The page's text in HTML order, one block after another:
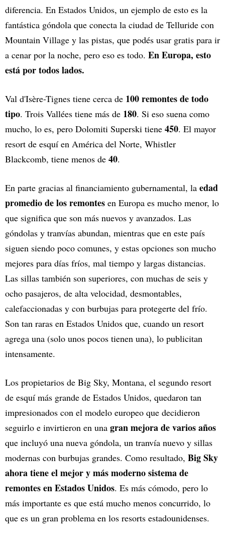
diferencia. En Estados Unidos, un ejemplo de esto es la
fantástica góndola que conecta la ciudad de Telluride con
Mountain Village y las pistas, que podés usar gratis para ir
a cenar por la noche, pero eso es todo. En Europa, esto
está por todos lados.
Val d'Isère-Tignes tiene cerca de 100 remontes de todo
tipo. Trois Vallées tiene más de 180. Si eso suena como
mucho, lo es, pero Dolomiti Superski tiene 450. El mayor
resort de esquí en América del Norte, Whistler
Blackcomb, tiene menos de 40.
En parte gracias al financiamiento gubernamental, la edad
promedio de los remontes en Europa es mucho menor, lo
que significa que son más nuevos y avanzados. Las
góndolas y tranvías abundan, mientras que en este país
siguen siendo poco comunes, y estas opciones son mucho
mejores para días fríos, mal tiempo y largas distancias.
Las sillas también son superiores, con muchas de seis y
ocho pasajeros, de alta velocidad, desmontables,
calefaccionadas y con burbujas para protegerte del frío.
Son tan raras en Estados Unidos que, cuando un resort
agrega una (solo unos pocos tienen una), lo publicitan
intensamente.
Los propietarios de Big Sky, Montana, el segundo resort
de esquí más grande de Estados Unidos, quedaron tan
impresionados con el modelo europeo que decidieron
seguirlo e invirtieron en una gran mejora de varios años
que incluyó una nueva góndola, un tranvía nuevo y sillas
modernas con burbujas grandes. Como resultado, Big Sky
ahora tiene el mejor y más moderno sistema de
remontes en Estados Unidos. Es más cómodo, pero lo
más importante es que está mucho menos concurrido, lo
que es un gran problema en los resorts estadounidenses.